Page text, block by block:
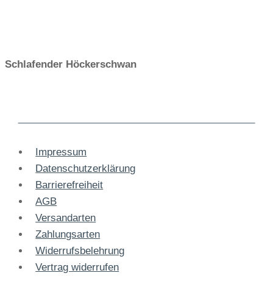
Schlafender Höckerschwan
Impressum
Datenschutzerklärung
Barrierefreiheit
AGB
Versandarten
Zahlungsarten
Widerrufsbelehrung
Vertrag widerrufen